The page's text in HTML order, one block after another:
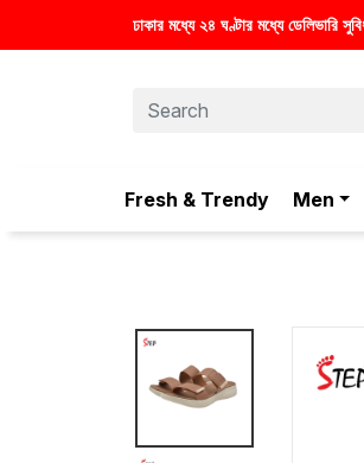
Fresh & Trendy Men